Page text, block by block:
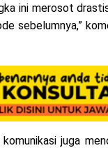
ini merosot
sebelumnya,”
juga